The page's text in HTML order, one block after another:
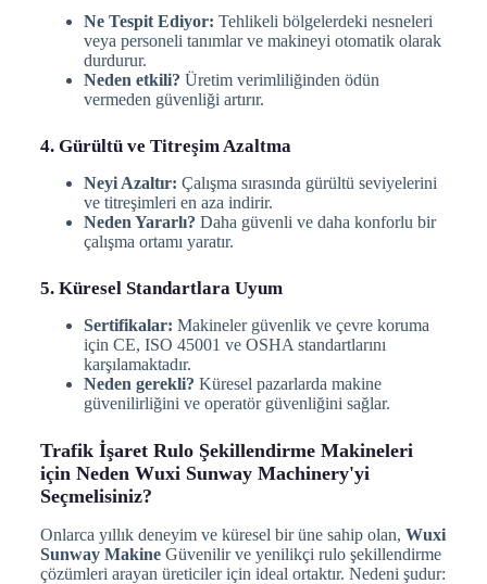
Ne Tespit Ediyor: Tehlikeli bölgelerdeki nesneleri
veya personeli tanımlar ve makineyi otomatik olarak
durdurur.
Neden etkili? Üretim verimliliğinden ödün
vermeden güvenliği artırır.
4. Gürültü ve Titreşim Azaltma
Neyi Azaltır: Çalışma sırasında gürültü seviyelerini
ve titreşimleri en aza indirir.
Neden Yararlı? Daha güvenli ve daha konforlu bir
çalışma ortamı yaratır.
5. Küresel Standartlara Uyum
Sertifikalar: Makineler güvenlik ve çevre koruma
için CE, ISO 45001 ve OSHA standartlarını
karşılamaktadır.
Neden gerekli? Küresel pazarlarda makine
güvenilirliğini ve operatör güvenliğini sağlar.
Trafik İşaret Rulo Şekillendirme Makineleri
için Neden Wuxi Sunway Machinery'yi
Seçmelisiniz?
Onlarca yıllık deneyim ve küresel bir üne sahip olan, Wuxi
Sunway MakineGüvenilir ve yenilikçi rulo şekillendirme
çözümleri arayan üreticiler için ideal ortaktır. Nedeni şudur: